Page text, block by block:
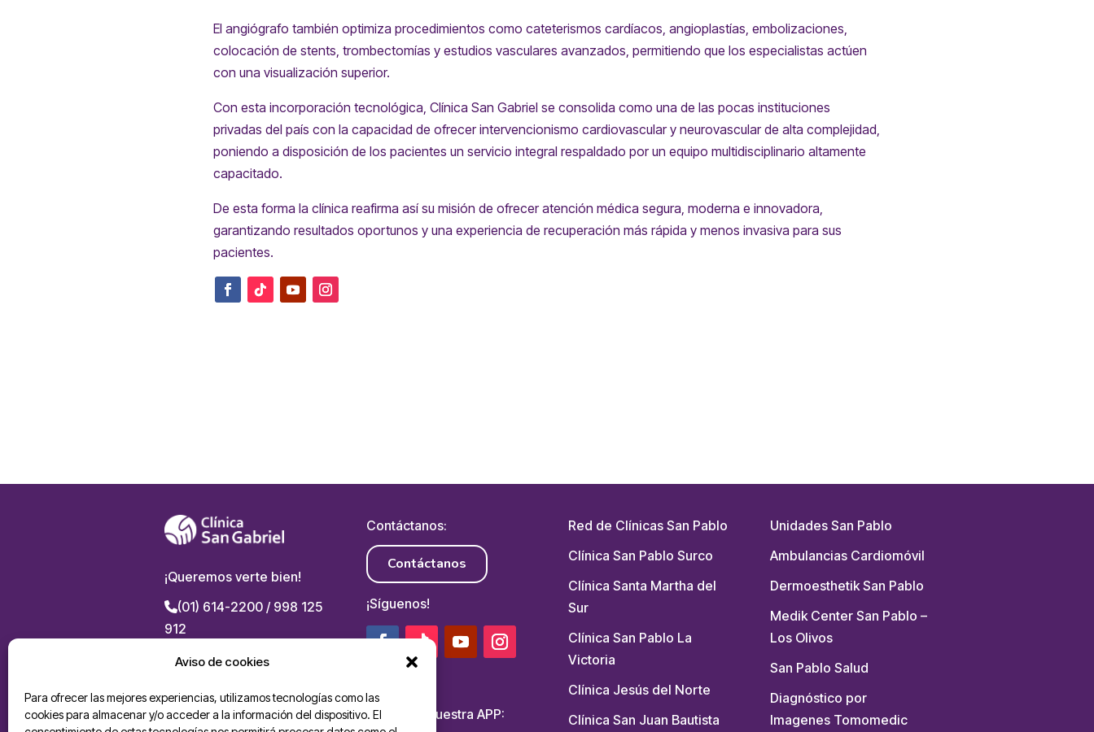
Aviso de cookies
Para ofrecer las mejores experiencias, utilizamos tecnologías como las
cookies para almacenar y/o acceder a la información del dispositivo. El
El angiógrafo también optimiza procedimientos como cateterismos cardíacos, angioplastías, embolizaciones,
colocación de stents, trombectomías y estudios vasculares avanzados, permitiendo que los especialistas actúen
con una visualización superior.
Con esta incorporación tecnológica, Clínica San Gabriel se consolida como una de las pocas instituciones
privadas del país con la capacidad de ofrecer intervencionismo cardiovascular y neurovascular de alta complejidad,
poniendo a disposición de los pacientes un servicio integral respaldado por un equipo multidisciplinario altamente
capacitado.
De esta forma la clínica reafirma así su misión de ofrecer atención médica segura, moderna e innovadora,
garantizando resultados oportunos y una experiencia de recuperación más rápida y menos invasiva para sus
pacientes.
¡Queremos verte bien!
(01) 614-2200 / 998 125
912
Av. La Marina 2955, San
Politicas de privacidad
Contáctanos:
Contáctanos
¡Síguenos!
Descarga nuestra APP:
Red de Clínicas San Pablo
Clínica San Pablo Surco
Clínica Santa Martha del
Sur
Clínica San Pablo La
Victoria
Clínica Jesús del Norte
Clínica San Juan Bautista
Unidades San Pablo
Ambulancias Cardiomóvil
Dermoesthetik San Pablo
Medik Center San Pablo –
Los Olivos
San Pablo Salud
Diagnóstico por
Imagenes Tomomedic